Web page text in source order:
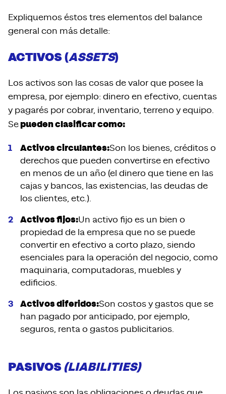
Expliquemos éstos tres elementos del balance
general con más detalle:
ACTIVOS(ASSETS)
Los activos son las cosas de valor que posee la
empresa, por ejemplo: dinero en efectivo, cuentas
y pagarés por cobrar, inventario, terreno y equipo.
Sepueden clasificar como:
Activos circulantes:Son los bienes, créditos o
derechos que pueden convertirse en efectivo
en menos de un año (el dinero que tiene en las
cajas y bancos, las existencias, las deudas de
los clientes, etc.).
Activos fijos:Un activo fijo es un bien o
propiedad de la empresa que no se puede
convertir en efectivo a corto plazo, siendo
esenciales para la operación del negocio, como
maquinaria, computadoras, muebles y
edificios.
Activos diferidos:Son costos y gastos que se
han pagado por anticipado, por ejemplo,
seguros, renta o gastos publicitarios.
PASIVOS(LIABILITIES)